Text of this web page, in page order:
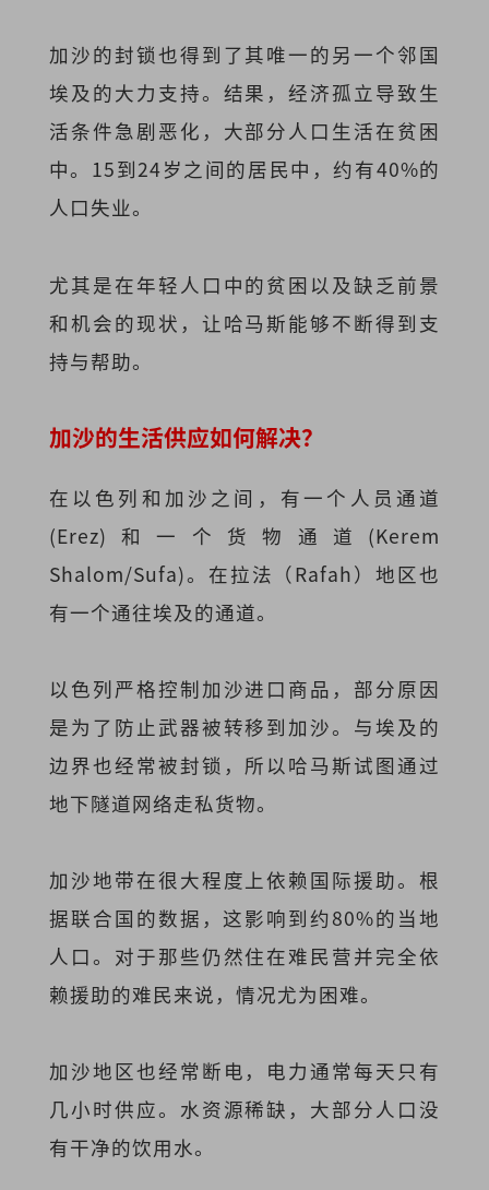
加沙的封锁也得到了其唯一的另一个邻国
埃及的大力支持。结果，经济孤立导致生
活条件急剧恶化，大部分人口生活在贫困
中。15到24岁之间的居民中，约有40%的
人口失业。
尤其是在年轻人口中的贫困以及缺乏前景
和机会的现状，让哈马斯能够不断得到支
持与帮助。
加沙的生活供应如何解决？
在以色列和加沙之间，有一个人员通道
(Erez)和一个货物通道(Kerem
Shalom/Sufa)。在拉法（Rafah）地区也
有一个通往埃及的通道。
以色列严格控制加沙进口商品，部分原因
是为了防止武器被转移到加沙。与埃及的
边界也经常被封锁，所以哈马斯试图通过
地下隧道网络走私货物。
加沙地带在很大程度上依赖国际援助。根
据联合国的数据，这影响到约80%的当地
人口。对于那些仍然住在难民营并完全依
赖援助的难民来说，情况尤为困难。
加沙地区也经常断电，电力通常每天只有
几小时供应。水资源稀缺，大部分人口没
有干净的饮用水。